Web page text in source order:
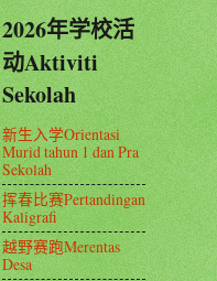
2026年学校活
动Aktiviti
Sekolah
新生入学Orientasi
Murid tahun 1 dan Pra
Sekolah
挥春比赛Pertandingan
Kaligrafi
越野赛跑Merentas
Desa